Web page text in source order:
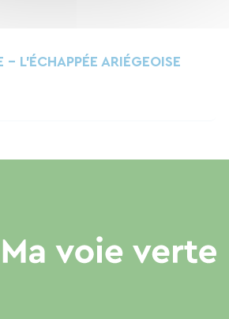
- L'ÉCHAPPÉE ARIÉGEOISE